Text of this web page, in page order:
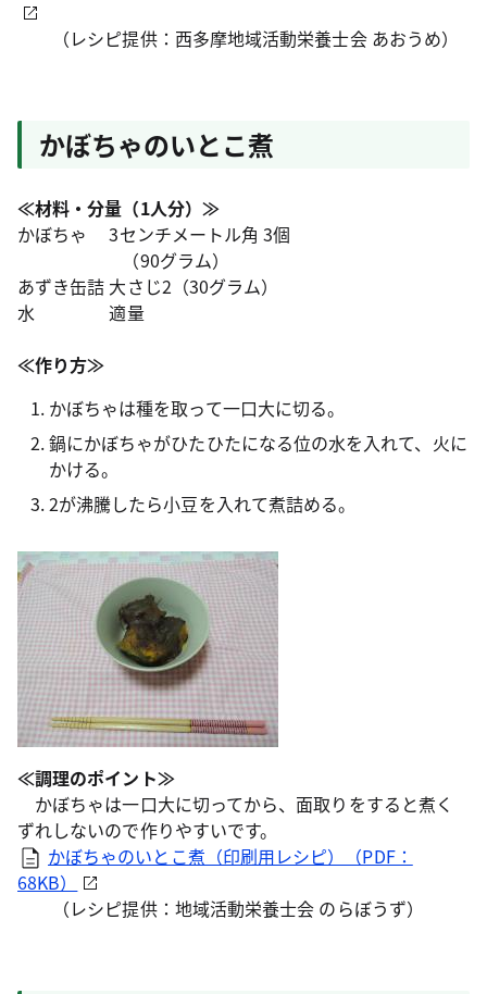
（レシピ提供：西多摩地域活動栄養士会 あおうめ）
かぼちゃのいとこ煮
≪材料・分量（1人分）≫
かぼちゃ 3センチメートル角 3個
（90グラム）
あずき缶詰 大さじ2（30グラム）
水 適量
≪作り方≫
かぼちゃは種を取って一口大に切る。
鍋にかぼちゃがひたひたになる位の水を入れて、火に
かける。
2が沸騰したら小豆を入れて煮詰める。
≪調理のポイント≫
かぼちゃは一口大に切ってから、面取りをすると煮く
ずれしないので作りやすいです。
かぼちゃのいとこ煮（印刷用レシピ）（PDF：
68KB）
（レシピ提供：地域活動栄養士会 のらぼうず）